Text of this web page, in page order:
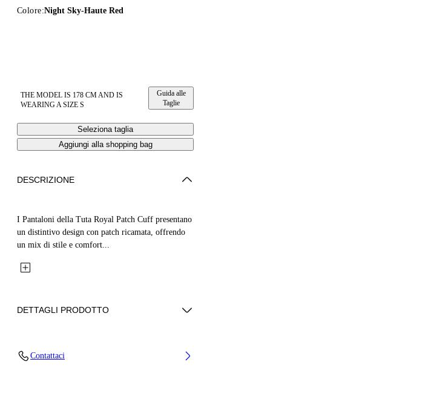
Colore:Night Sky-Haute Red
THE MODEL IS 178 CM AND IS
WEARING A SIZE S
Guida alle
Taglie
Seleziona taglia
Aggiungi alla shopping bag
DESCRIZIONE
I Pantaloni della Tuta Royal Patch Cuff presentano
un distintivo design con patch ricamata, offrendo
un mix di stile e comfort...
DETTAGLI PRODOTTO
Contattaci